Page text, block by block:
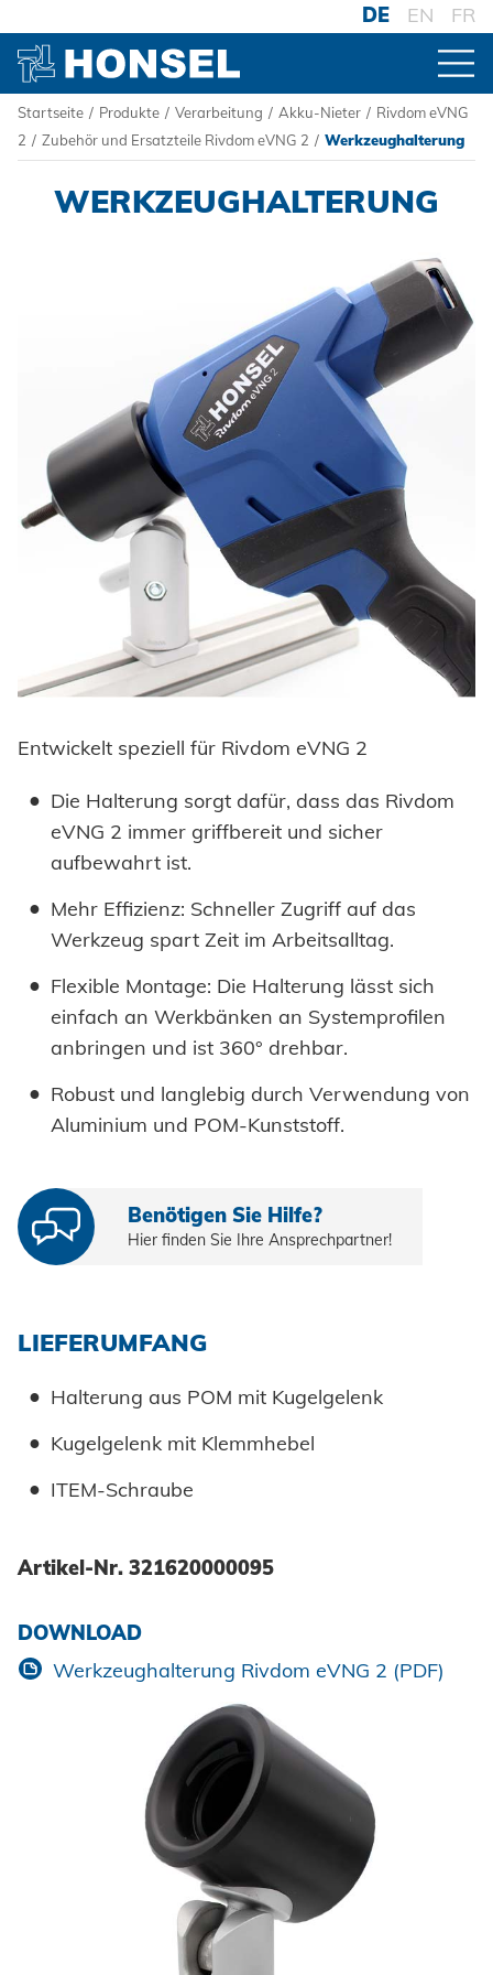
DE EN FR
PRODUKTE
ZUR PRODUKTÜBERSICHT
Blindniete
Blindnietmuttern
Blindnietschrauben
Powertrain Fasteners
Einpresselemente
Stanzelemente
Coils
Achsenklemmen
Bolzen
Hülsen
Industrieniete
Sonderteile
VERARBEITUNG
Akku-Nieter
Druckluftnietwerkzeuge
Handnietwerkzeuge
Automation
Prozessüberwachung
Verarbeitung Einpresselemente
SYSTEME
HONSEL WELTWEIT
Honsel Umformtechnik
Honsel Distribution
Honsel Fastener Wuxi
Honsel France
Honsel Partner
HONSEL-GRUPPE
zur Übersicht
Historie
Menschen + Werte
Nachhaltigkeit
HONSEL THEMEN
zur Übersicht
Werkzeugwelt
Fachhandel
KOMPETENZ
FERTIGUNG
zur Übersicht
Entwicklung
Kaltumformung
Qualitätssicherung
SUPPLY CHAIN
Logistik
Lieferbereitschaft
Innovation
BRANCHENLÖSUNGEN
Anlagenbau
Gebrauchsgüter
Maschinenbau
Erneuerbare Energien
Klimatechnik
SERVICE
SUPPORT
Beratung
Tipps & Tricks
Newsletter
WERKZEUG-SERVICE
Wartung und Reparatur
DOWNLOADS
DOWNLOADS
CAD Downloads
KARRIERE
KARRIERE @ HONSEL
Stellenangebote
Berufe bei Honsel
KONTAKT
Datenschutz
Startseite / Produkte / Verarbeitung / Akku-Nieter / Rivdom eVNG
2 / Zubehör und Ersatzteile Rivdom eVNG 2 / Werkzeughalterung
WERKZEUGHALTERUNG
Entwickelt speziell für Rivdom eVNG 2
Die Halterung sorgt dafür, dass das Rivdom
eVNG 2 immer griffbereit und sicher
aufbewahrt ist.
Mehr Effizienz: Schneller Zugriff auf das
Werkzeug spart Zeit im Arbeitsalltag.
Flexible Montage: Die Halterung lässt sich
einfach an Werkbänken an Systemprofilen
anbringen und ist 360° drehbar.
Robust und langlebig durch Verwendung von
Aluminium und POM-Kunststoff.
Benötigen Sie Hilfe?
Hier finden Sie Ihre Ansprechpartner!
LIEFERUMFANG
Halterung aus POM mit Kugelgelenk
Kugelgelenk mit Klemmhebel
ITEM-Schraube
Artikel-Nr. 321620000095
DOWNLOAD
Werkzeughalterung Rivdom eVNG 2 (PDF)